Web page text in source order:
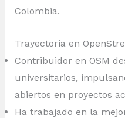
Colombia.
Trayectoria en
Contribuidor en OSM
universitarios,
abiertos en proyectos
Ha trabajado en la